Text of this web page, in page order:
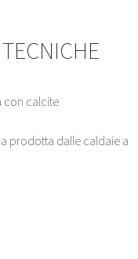
con calcite
prodotta dalle caldaie a